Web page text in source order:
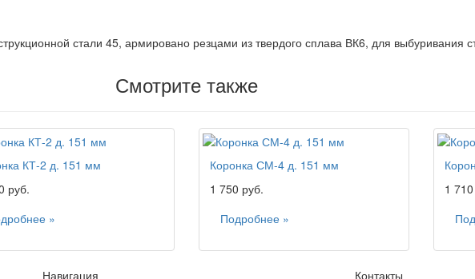
стали 45, армировано резцами из твердого сплава ВК6, для выбуривания
Смотрите также
КТ-2 д. 151 мм
руб.
»
Коронка СМ-4 д. 151 мм
1 750 руб.
Подробнее »
1
Навигация Контакты